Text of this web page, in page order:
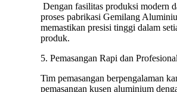
Dengan fasilitas produksi modern
proses pabrikasi Gemilang
memastikan presisi tinggi dalam
produk.
5. Pemasangan Rapi dan Profesional
Tim pemasangan berpengalaman
pemasangan kusen aluminium